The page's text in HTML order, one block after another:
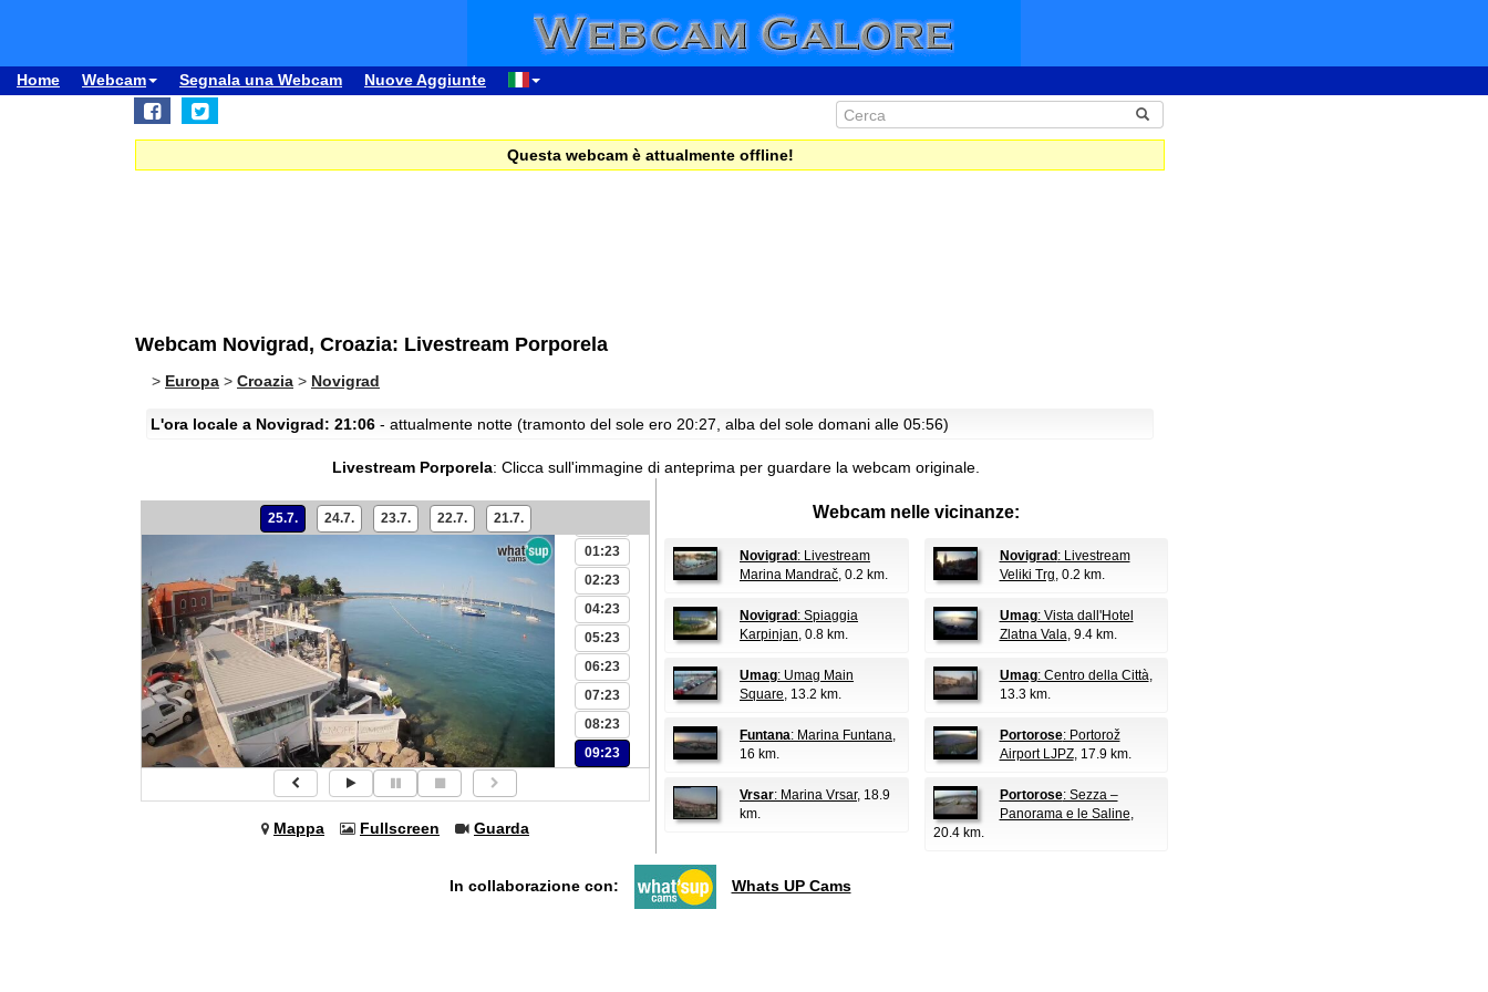
Home Webcam Segnala una Webcam Nuove Aggiunte
Questa webcam è attualmente offline!
Webcam Novigrad, Croazia: Livestream Porporela
> Europa > Croazia > Novigrad
L'ora locale a Novigrad: 21:06 - attualmente notte (tramonto del sole ero 20:27, alba del sole domani alle 05:56)
Livestream Porporela: Clicca sull'immagine di anteprima per guardare la webcam originale.
25.7. 24.7. 23.7. 22.7. 21.7.
01:23
02:23
04:23
05:23
06:23
07:23
08:23
09:23
Mappa Fullscreen Guarda
Webcam nelle vicinanze:
Novigrad : Livestream
Marina Mandrač, 0.2 km.
Novigrad : Livestream
Veliki Trg, 0.2 km.
Novigrad : Spiaggia
Karpinjan, 0.8 km.
Umag: Vista dall'Hotel
Zlatna Vala, 9.4 km.
Umag: Umag Main
Square, 13.2 km.
Umag: Centro della Città,
13.3 km.
Funtana: Marina Funtana,
16 km.
Portorose: Portorož
Airport LJPZ, 17.9 km.
Vrsar: Marina Vrsar, 18.9
km.
Portorose: Sezza –
Panorama e le Saline,
20.4 km.
In collaborazione con: Whats UP Cams